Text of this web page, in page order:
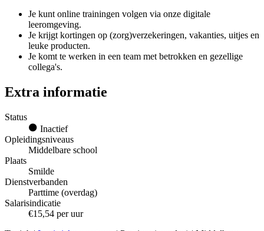
Je kunt online trainingen volgen via onze digitale
leeromgeving.
Je krijgt kortingen op (zorg)verzekeringen, vakanties, uitjes en
leuke producten.
Je komt te werken in een team met betrokken en gezellige
collega's.
Extra informatie
Status
Inactief
Opleidingsniveaus
Middelbare school
Plaats
Smilde
Dienstverbanden
Parttime (overdag)
Salarisindicatie
€15,54 per uur